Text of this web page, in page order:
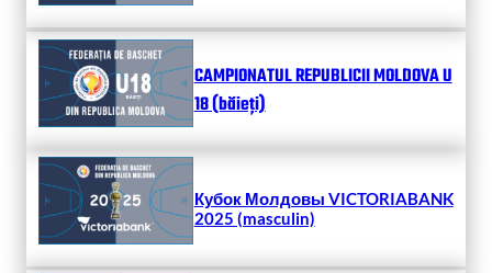
CAMPIONATUL REPUBLICII MOLDOVA U
18 (băieți)
Кубок Молдовы VICTORIABANK
2025 (masculin)